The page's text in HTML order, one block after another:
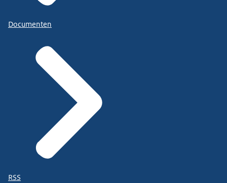
Documenten
RSS